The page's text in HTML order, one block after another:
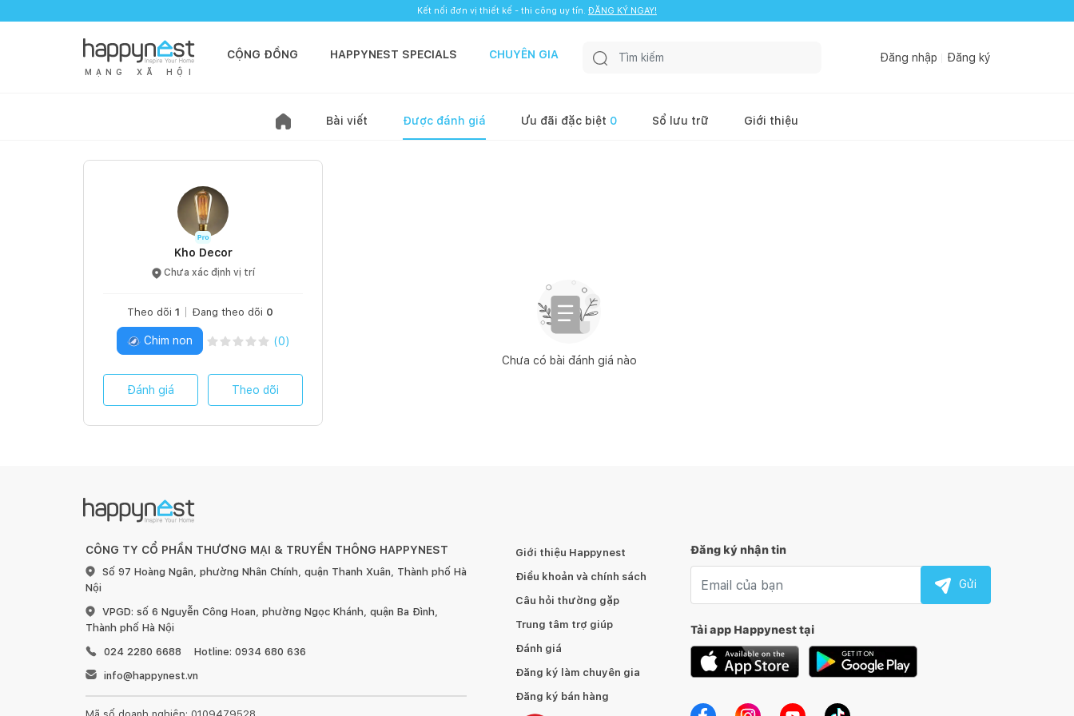
Kết nối đơn vị thiết kế - thi công uy tín. ĐĂNG KÝ NGAY!
M Ạ N G X Ã H Ộ I
CỘNG ĐỒNG HAPPYNEST SPECIALS CHUYÊN GIA Đăng nhập Đăng ký
Bài viết Được đánh giá Ưu đãi đặc biệt 0 Sổ lưu trữ Giới thiệu
Kho Decor
Chưa xác định vị trí
Theo dõi 1 Đang theo dõi 0
Chim non (0)
Đánh giá Theo dõi
Chưa có bài đánh giá nào
CÔNG TY CỔ PHẦN THƯƠNG MẠI & TRUYỀN THÔNG HAPPYNEST
Số 97 Hoàng Ngân, phường Nhân Chính, quận Thanh Xuân, Thành phố Hà
Nội
VPGD: số 6 Nguyễn Công Hoan, phường Ngọc Khánh, quận Ba Đình,
Thành phố Hà Nội
024 2280 6688
Hotline: 0934 680 636
info@happynest.vn
Giới thiệu Happynest
Điều khoản và chính sách
Câu hỏi thường gặp
Trung tâm trợ giúp
Đánh giá
Đăng ký làm chuyên gia
Đăng ký bán hàng
Đăng ký nhận tin
Gửi
Tải app Happynest tại